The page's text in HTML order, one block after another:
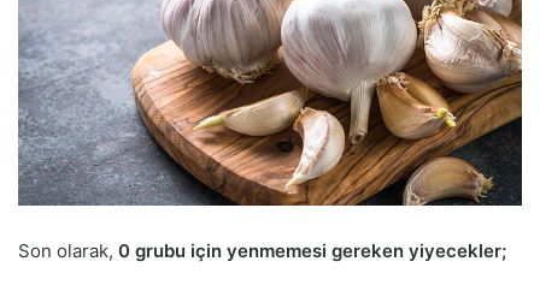
Son olarak, 0 grubu için yenmemesi gereken yiyecekler;